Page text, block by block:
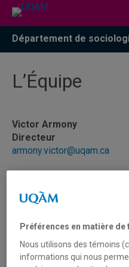
Accéder
recherche
Accéder
menu
pricipal
Accéder
zone
Département de
L’Équipe
Victor Armony
Directeur
armony.victor@uqam.ca
Assistante administrative
Local : A-5055
Téléphone : (514) 987-
Préférences en matière de
Nous utilisons des témoins
informations qui nous